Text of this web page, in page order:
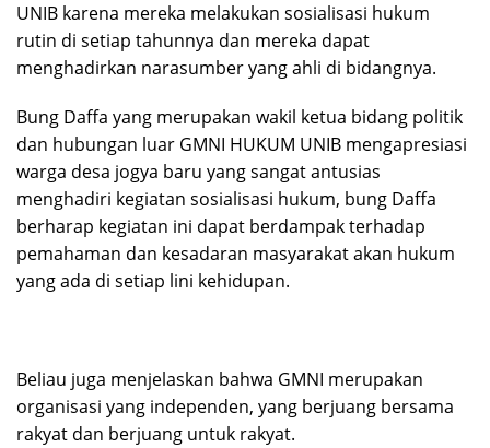
UNIB karena mereka melakukan sosialisasi hukum
rutin di setiap tahunnya dan mereka dapat
menghadirkan narasumber yang ahli di bidangnya.
Bung Daffa yang merupakan wakil ketua bidang politik
dan hubungan luar GMNI HUKUM UNIB mengapresiasi
warga desa jogya baru yang sangat antusias
menghadiri kegiatan sosialisasi hukum, bung Daffa
berharap kegiatan ini dapat berdampak terhadap
pemahaman dan kesadaran masyarakat akan hukum
yang ada di setiap lini kehidupan.
Beliau juga menjelaskan bahwa GMNI merupakan
organisasi yang independen, yang berjuang bersama
rakyat dan berjuang untuk rakyat.